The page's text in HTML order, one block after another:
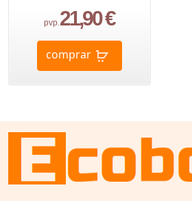
pvp.21,90 €
comprar